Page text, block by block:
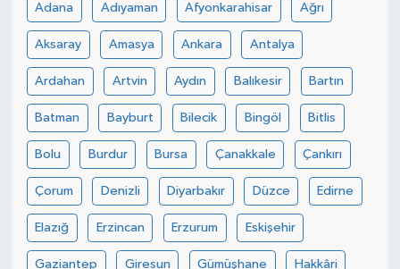
Adana Adıyaman Afyonkarahisar Ağrı
Aksaray Amasya Ankara Antalya
Ardahan Artvin Aydın Balıkesir Bartın
Batman Bayburt Bilecik Bingöl Bitlis
Bolu Burdur Bursa Çanakkale Çankırı
Çorum Denizli Diyarbakır Düzce Edirne
Elazığ Erzincan Erzurum Eskişehir
Gaziantep Giresun Gümüşhane Hakkâri